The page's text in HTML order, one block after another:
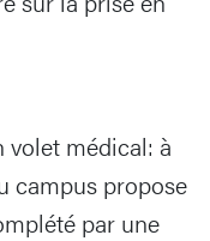
volet médical: à
campus propose
par une